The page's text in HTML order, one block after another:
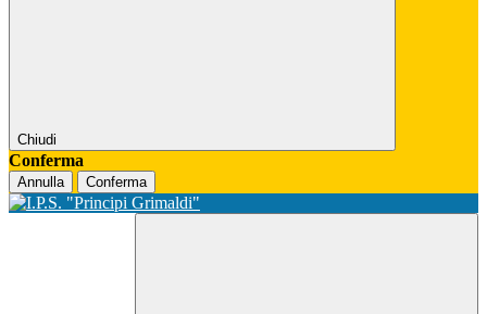
Chiudi
Conferma
Annulla Conferma